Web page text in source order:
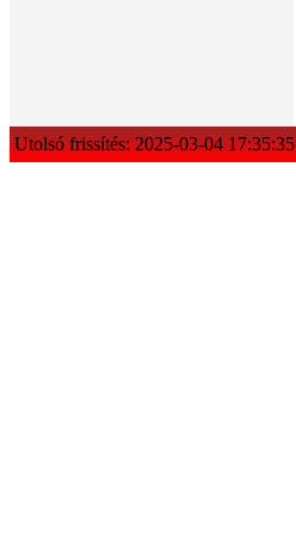
Utolsó frissítés: 2025-03-04 17:35:35